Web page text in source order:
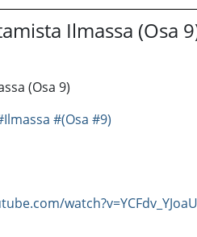
Ilmassa (Osa
(Osa 9)
#(Osa #9)
watch?v=YCFdv_YJoaU